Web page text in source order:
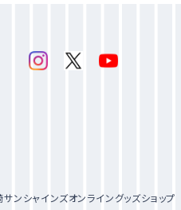
ンシャインズオンライングッズショップ